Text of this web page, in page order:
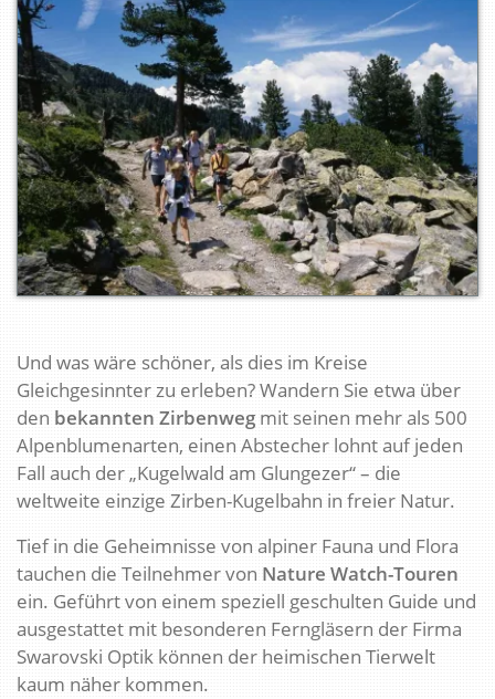
Und was wäre schöner, als dies im Kreise
Gleichgesinnter zu erleben? Wandern Sie etwa über
den bekannten Zirbenweg mit seinen mehr als 500
Alpenblumenarten, einen Abstecher lohnt auf jeden
Fall auch der „Kugelwald am Glungezer“ – die
weltweite einzige Zirben-Kugelbahn in freier Natur.
Tief in die Geheimnisse von alpiner Fauna und Flora
tauchen die Teilnehmer von Nature Watch-Touren
ein. Geführt von einem speziell geschulten Guide und
ausgestattet mit besonderen Ferngläsern der Firma
Swarovski Optik können der heimischen Tierwelt
kaum näher kommen.